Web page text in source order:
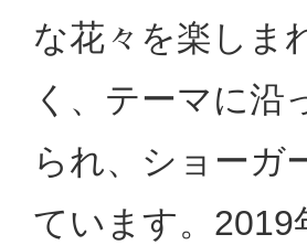
な花々を楽しま
く、テーマに沿
られ、ショーガ
ています。